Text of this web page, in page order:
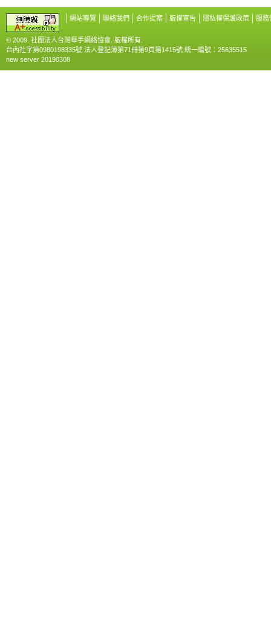
網站導覽 聯絡我們 合作提案 版權宣告 隱私權保護政策 服務
© 2009. 社團法人台灣舉手網絡協會. 版權所有.
台內社字第0980198335號 法人登記簿第71冊第9頁第1415號 統一編號：25635515
new server 20190308